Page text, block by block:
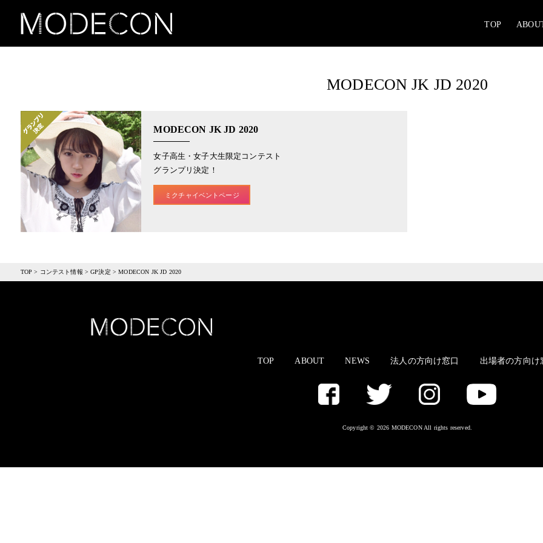
TOP
MODECON JK JD 2020
MODECON JK JD 2020
女子高生・女子大生限定コンテスト
グランプリ決定！
ミクチャイベントページ
TOP > コンテスト情報 >GP決定 >MODECON JK JD 2020
TOP ABOUT NEWS 法人の方向け窓口 出場者の方向け
Copyright © 2026 MODECON All rights reserved.